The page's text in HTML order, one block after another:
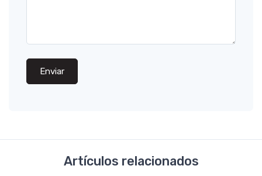
Enviar
Artículos relacionados